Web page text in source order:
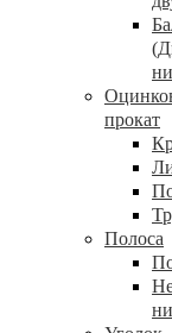
прокат
Полоса